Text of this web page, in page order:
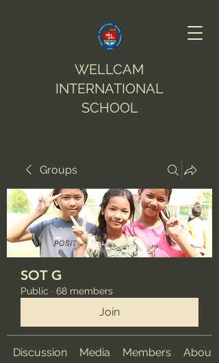
WELLCAM
INTERNATIONAL
SCHOOL
Groups
SOT G
Public · 68 members
Join
Discussion Media Members About